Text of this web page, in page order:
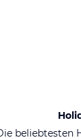
beliebtesten